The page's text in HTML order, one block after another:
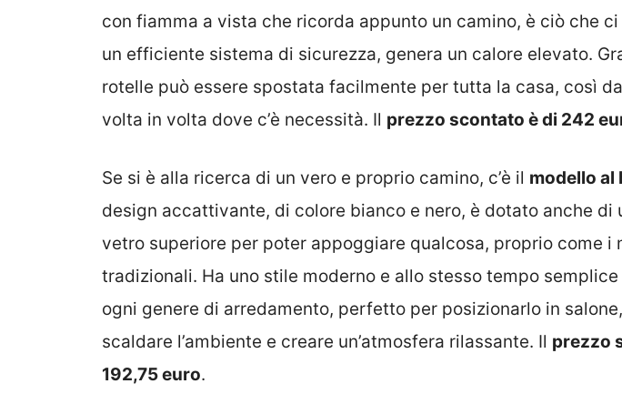
con fiamma a vista che ricorda appunto un camino, è ciò che
un efficiente sistema di sicurezza, genera un calore elevato.
rotelle può essere spostata facilmente per tutta la casa, così
volta in volta dove c’è necessità. Il prezzo scontato è di 242
Se si è alla ricerca di un vero e proprio camino, c’è il modello al
design accattivante, di colore bianco e nero, è dotato anche di
vetro superiore per poter appoggiare qualcosa, proprio come i
tradizionali. Ha uno stile moderno e allo stesso tempo
ogni genere di arredamento, perfetto per posizionarlo in
scaldare l’ambiente e creare un’atmosfera rilassante. Il prezzo
192,75 euro.